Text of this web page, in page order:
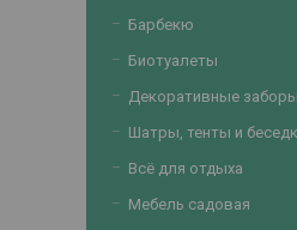
Барбекю
Биотуалеты
Декоративные
Шатры, тенты и
Всё для отдыха
Мебель садовая